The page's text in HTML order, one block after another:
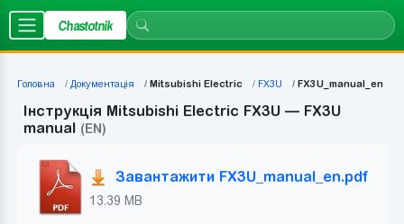
Chastotnik
Головна Документація Mitsubishi Electric FX3U FX3U_manual_en
Інструкція Mitsubishi Electric FX3U — FX3U
manual (EN)
Завантажити FX3U_manual_en.pdf
13.39 MB